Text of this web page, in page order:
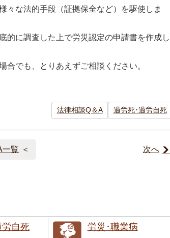
々な法的手段（証拠保全など）を駆使しま
的に調査した上で労災認定の申請書を作成し
でも、とりあえずご相談ください。
法律相談Q＆A 過労死･過労自死
一覧 次へ
労自死 労災･職業病